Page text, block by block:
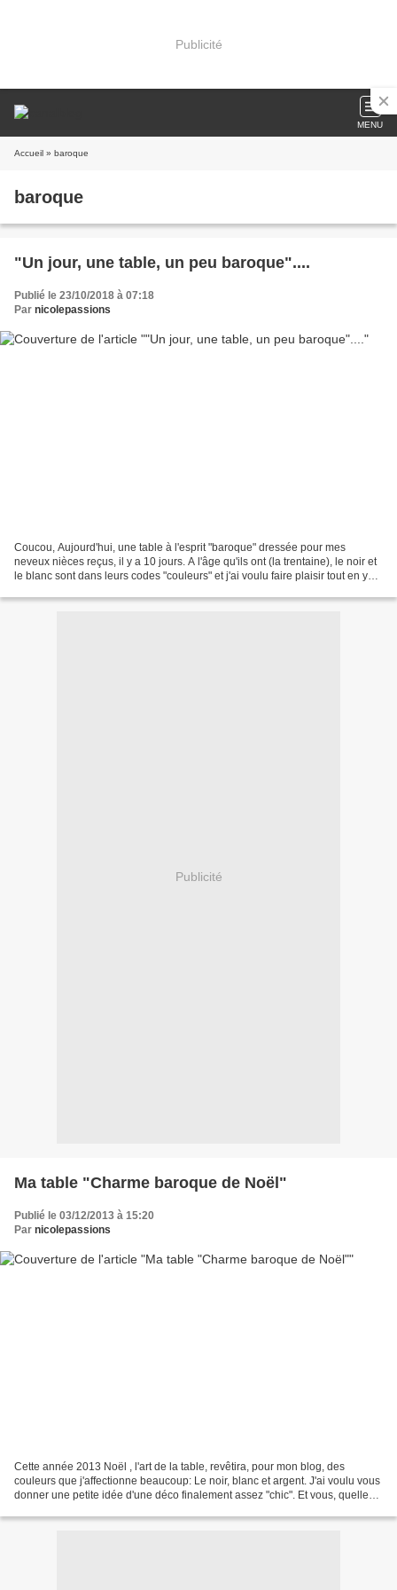
Publicité
MENU
Accueil » baroque
baroque
"Un jour, une table, un peu baroque"....
Publié le 23/10/2018 à 07:18
Par nicolepassions
Coucou, Aujourd'hui, une table à l'esprit "baroque" dressée pour mes
neveux nièces reçus, il y a 10 jours. A l'âge qu'ils ont (la trentaine), le noir et
le blanc sont dans leurs codes "couleurs" et j'ai voulu faire plaisir tout en y
Publicité
Ma table "Charme baroque de Noël"
Publié le 03/12/2013 à 15:20
Par nicolepassions
Cette année 2013 Noël , l'art de la table, revêtira, pour mon blog, des
couleurs que j'affectionne beaucoup: Le noir, blanc et argent. J'ai voulu vous
donner une petite idée d'une déco finalement assez "chic". Et vous, quelles